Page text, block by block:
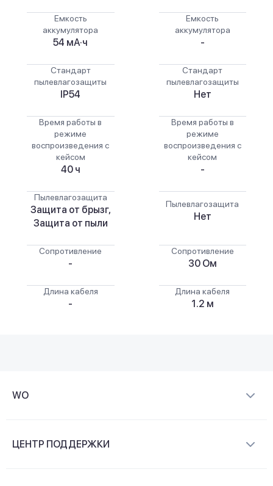
Емкость
аккумулятора
54 мА·ч
Стандарт
пылевлагозащиты
IP54
Время работы в
режиме
воспроизведения с
кейсом
40 ч
Пылевлагозащита
Защита от брызг,
Защита от пыли
Сопротивление
-
Длина кабеля
-
Емкость
аккумулятора
-
Стандарт
пылевлагозащиты
Нет
Время работы в
режиме
воспроизведения с
кейсом
-
Пылевлагозащита
Нет
Сопротивление
30 Ом
Длина кабеля
1.2 м
WO
ЦЕНТР ПОДДЕРЖКИ